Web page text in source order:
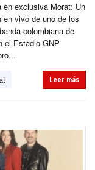
en exclusiva Morat: Un
vivo de uno de los
colombiana de
el Estadio GNP
Leer más